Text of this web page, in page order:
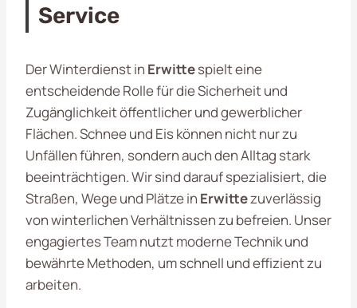
Service
Der Winterdienst in Erwittespielt eine
entscheidende Rolle für die Sicherheit und
Zugänglichkeit öffentlicher und gewerblicher
Flächen. Schnee und Eis können nicht nur zu
Unfällen führen, sondern auch den Alltag stark
beeinträchtigen. Wir sind darauf spezialisiert, die
Straßen, Wege und Plätze in Erwittezuverlässig
von winterlichen Verhältnissen zu befreien. Unser
engagiertes Team nutzt moderne Technik und
bewährte Methoden, um schnell und effizient zu
arbeiten.